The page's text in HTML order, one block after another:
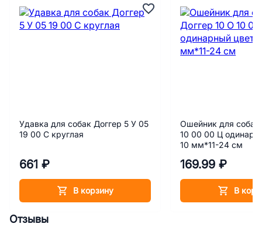
Удавка для собак Доггер 5 У 05
19 00 С круглая
661 ₽
В корзину
Ошейник для собак
10 00 00 Ц
10 мм*11-24 см
169.99 ₽
В
Отзывы